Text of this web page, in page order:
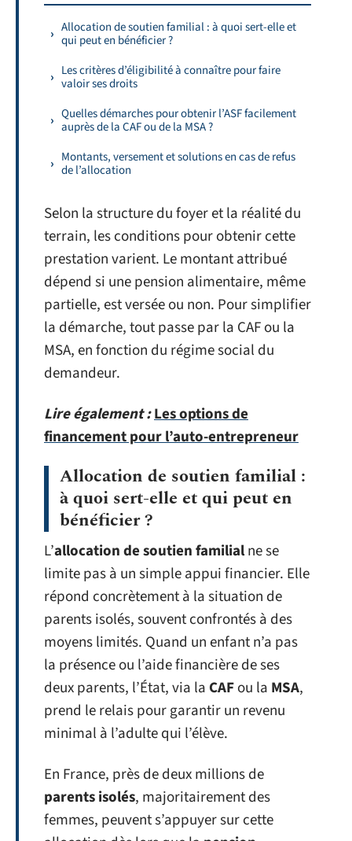
Allocation de soutien familial : à quoi sert-elle et
qui peut en bénéficier ?
Les critères d’éligibilité à connaître pour faire
valoir ses droits
Quelles démarches pour obtenir l’ASF facilement
auprès de la CAF ou de la MSA ?
Montants, versement et solutions en cas de refus
de l’allocation
Selon la structure du foyer et la réalité du
terrain, les conditions pour obtenir cette
prestation varient. Le montant attribué
dépend si une pension alimentaire, même
partielle, est versée ou non. Pour simplifier
la démarche, tout passe par la CAF ou la
MSA, en fonction du régime social du
demandeur.
Lire également :Les options de
financement pour l’auto-entrepreneur
Allocation de soutien familial :
à quoi sert-elle et qui peut en
bénéficier ?
L’allocation de soutien familialne se
limite pas à un simple appui financier. Elle
répond concrètement à la situation de
parents isolés, souvent confrontés à des
moyens limités. Quand un enfant n’a pas
la présence ou l’aide financière de ses
deux parents, l’État, via la CAFou la MSA,
prend le relais pour garantir un revenu
minimal à l’adulte qui l’élève.
En France, près de deux millions de
parents isolés, majoritairement des
femmes, peuvent s’appuyer sur cette